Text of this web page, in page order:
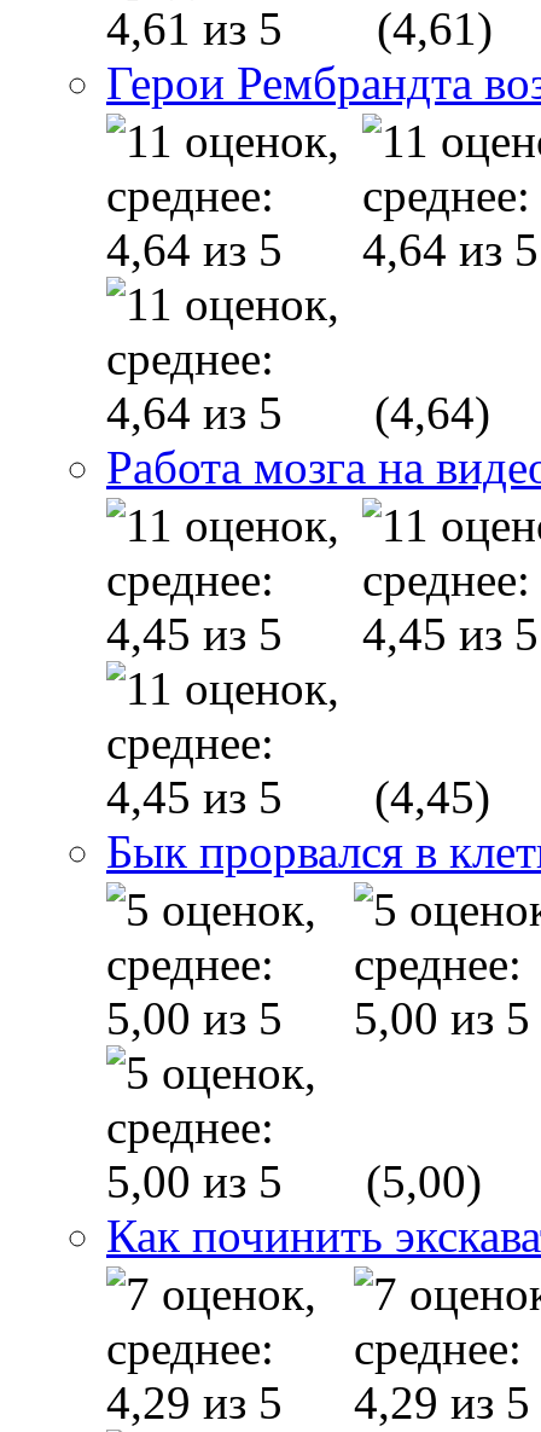
(4,61)
Герои Рембрандта
(4,64)
Работа мозга на
(4,45)
Бык прорвался в
(5,00)
Как починить